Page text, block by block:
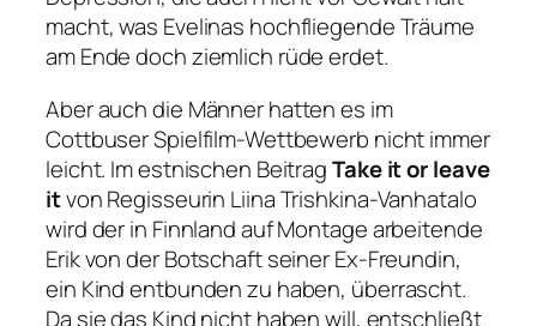
macht, was Evelinas hochfliegende Träume
am Ende doch ziemlich rüde erdet.
Aber auch die Männer hatten es im
Cottbuser Spielfilm-Wettbewerb nicht immer
leicht. Im estnischen BeitragTake it or leave
itvon Regisseurin Liina Trishkina-Vanhatalo
wird der in Finnland auf Montage arbeitende
Erik von der Botschaft seiner Ex-Freundin,
ein Kind entbunden zu haben, überrascht.
Da sie das Kind nicht haben will, entschließt